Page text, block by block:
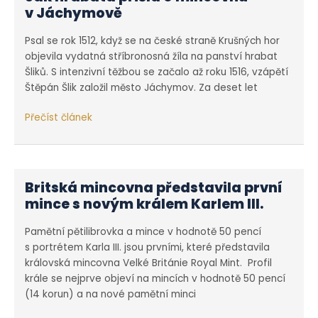
v Jáchymově
Psal se rok 1512, když se na české straně Krušných hor
objevila vydatná stříbronosná žíla na panství hrabat
Šliků. S intenzivní těžbou se začalo až roku 1516, vzápětí
Štěpán Šlik založil město Jáchymov. Za deset let
Jak
přišla
v Jáchymově
Přečíst článek
Britská mincovna představila první
mince s novým králem Karlem III.
Pamětní pětilibrovka a mince v hodnotě 50 pencí
s portrétem Karla III. jsou prvními, které představila
královská mincovna Velké Británie Royal Mint. Profil
krále se nejprve objeví na mincích v hodnotě 50 pencí
(14 korun) a na nové pamětní minci